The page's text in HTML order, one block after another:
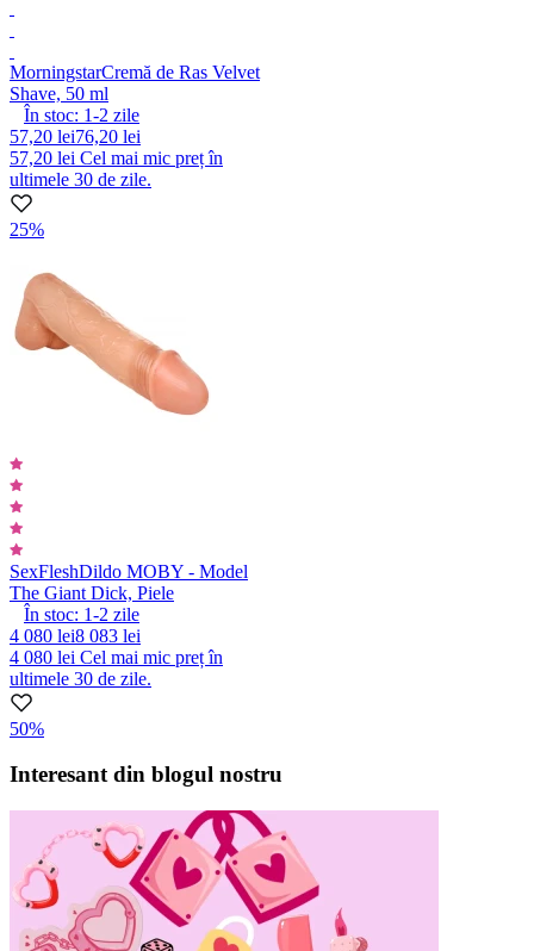
MorningstarCremă de Ras Velvet
Shave, 50 ml
În stoc: 1-2 zile
57,20 lei76,20 lei
57,20 lei Cel mai mic preț în
ultimele 30 de zile.
25%
SexFleshDildo MOBY - Model
The Giant Dick, Piele
În stoc: 1-2 zile
4 080 lei8 083 lei
4 080 lei Cel mai mic preț în
ultimele 30 de zile.
50%
Interesant din blogul nostru